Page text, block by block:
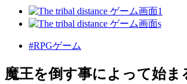
#RPGゲーム
魔王を倒す事によって始ま